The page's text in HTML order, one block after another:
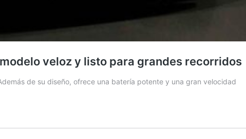
veloz y listo para grandes recorridos
de su diseño, ofrece una batería potente y una gran velocidad